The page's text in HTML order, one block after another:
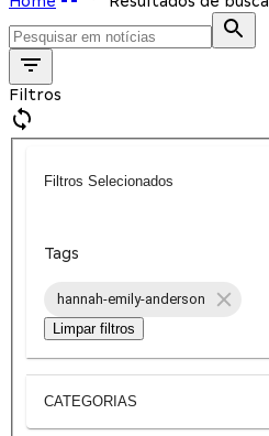
Filtros
Filtros Selecionados
Tags
hannah-emily-anderson
Limpar filtros
CATEGORIAS